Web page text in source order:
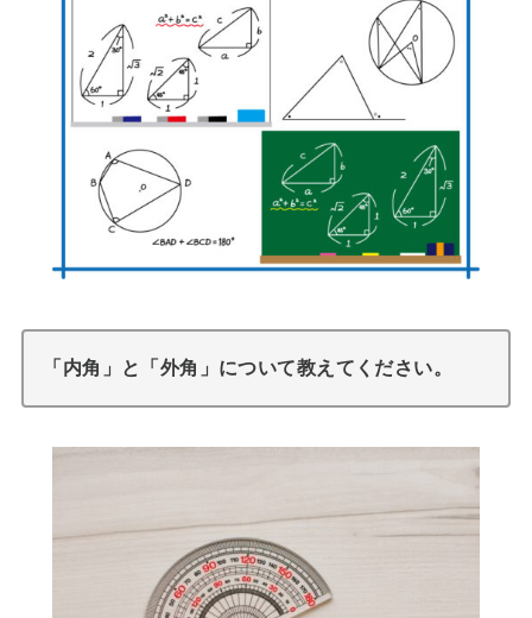
「内角」と「外角」について教えてください。